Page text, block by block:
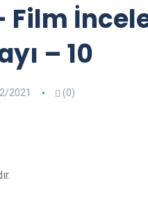
Film
– 10
2021 (0)